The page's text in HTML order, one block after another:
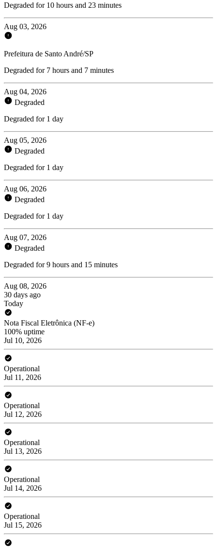
Degraded for 10 hours and 23 minutes
Aug 03, 2026
Prefeitura de Santo André/SP
Degraded for 7 hours and 7 minutes
Aug 04, 2026
Degraded
Degraded for 1 day
Aug 05, 2026
Degraded
Degraded for 1 day
Aug 06, 2026
Degraded
Degraded for 1 day
Aug 07, 2026
Degraded
Degraded for 9 hours and 15 minutes
Aug 08, 2026
30 days ago
Today
Nota Fiscal Eletrônica (NF-e)
100% uptime
Jul 10, 2026
Operational
Jul 11, 2026
Operational
Jul 12, 2026
Operational
Jul 13, 2026
Operational
Jul 14, 2026
Operational
Jul 15, 2026